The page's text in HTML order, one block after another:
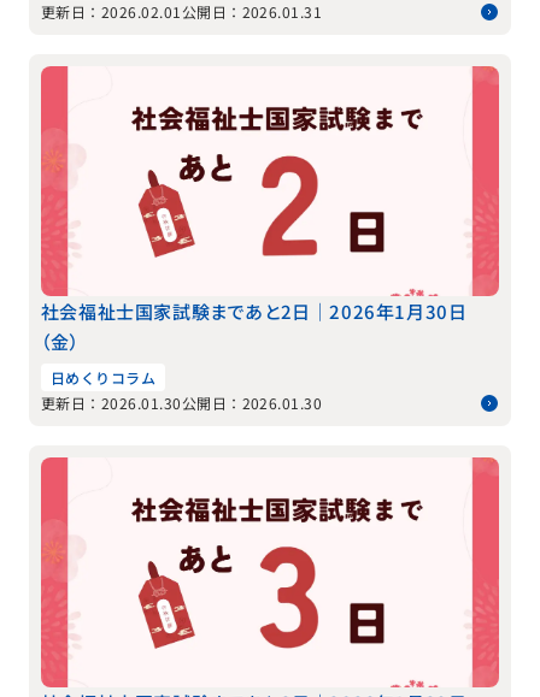
更新日：2026.02.01 公開日：2026.01.31
社会福祉士国家試験まであと2日｜2026年1月30日
（金）
日めくりコラム
更新日：2026.01.30公開日：2026.01.30